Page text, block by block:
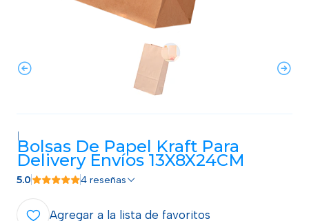
|
Bolsas De Papel Kraft Para
Delivery Envíos 13X8X24CM
5.0 4 reseñas
Agregar a la lista de favoritos